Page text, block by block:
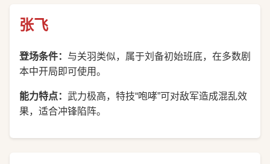
张飞
登场条件： 与关羽类似，属于刘备初始班底，在多数剧
本中开局即可使用。
能力特点： 武力极高，特技“咆哮”可对敌军造成混乱效
果，适合冲锋陷阵。